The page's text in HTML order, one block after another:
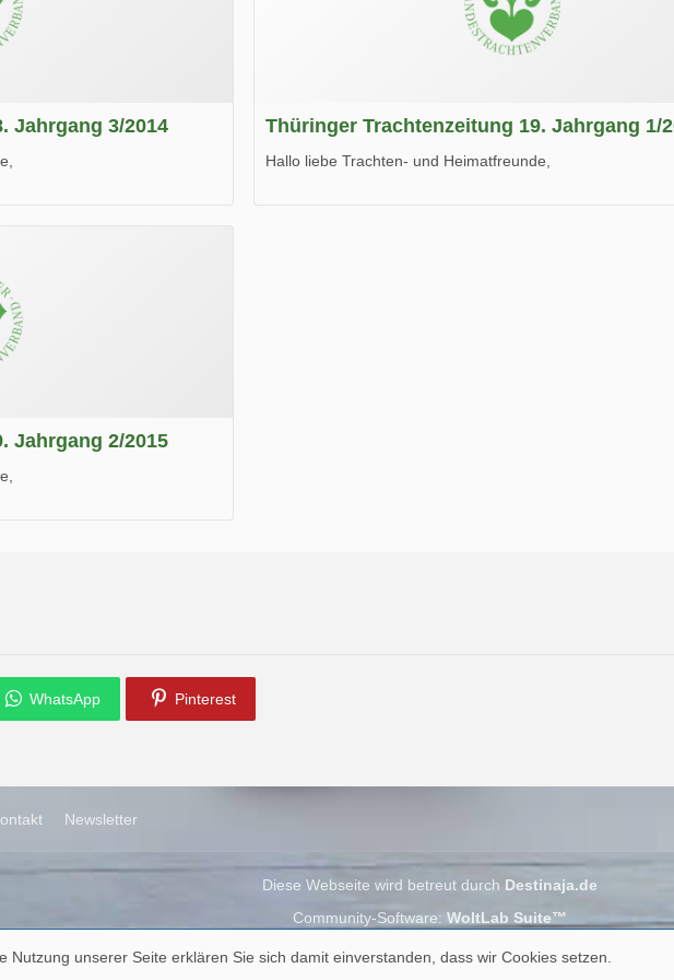
Jahrgang 3/2014 Thüringer Trachtenzeitung 19. Jahrgang 1/
Hallo liebe Trachten- und Heimatfreunde,
Jahrgang 2/2015
WhatsApp Pinterest
Newsletter
Diese Webseite wird betreut durch Destinaja.de
Community-Software: WoltLab Suite™
Nutzung unserer Seite erklären Sie sich damit einverstanden, dass wir Cookies setzen.